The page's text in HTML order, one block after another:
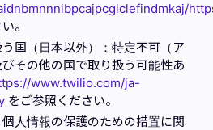
。
国（日本以外）：特定不可（ア
その他の国で取り扱う可能性あ
www.twilio.com/ja-
をご参照ください。
人情報の保護のための措置に関